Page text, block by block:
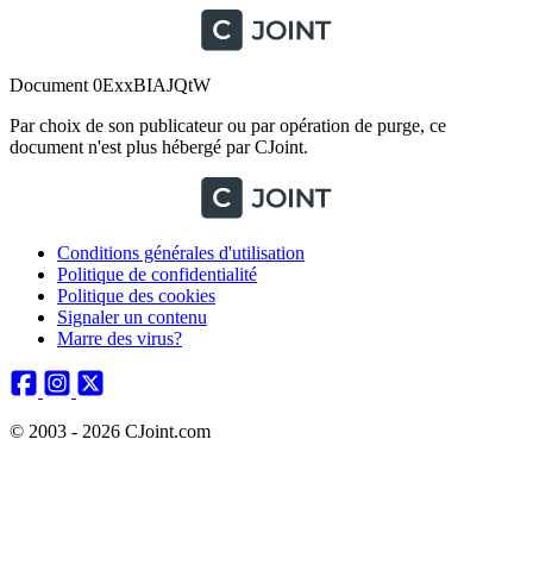
Document 0ExxBIAJQtW
Par choix de son publicateur ou par opération de purge, ce
document n'est plus hébergé par CJoint.
Conditions générales d'utilisation
Politique de confidentialité
Politique des cookies
Signaler un contenu
Marre des virus?
© 2003 - 2026 CJoint.com